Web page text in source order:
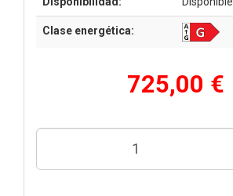
Clase energética:
725,00 €